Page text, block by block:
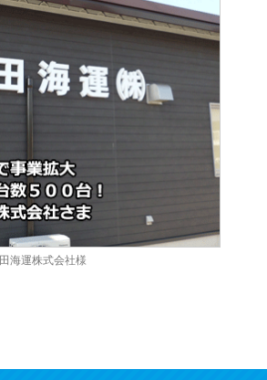
海運株式会社様